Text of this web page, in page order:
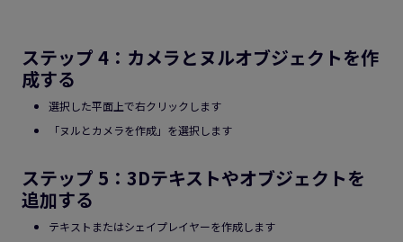
ステップ 4：カメラとヌルオブジェクトを作
成する
選択した平面上で右クリックします
「ヌルとカメラを作成」を選択します
ステップ 5：3Dテキストやオブジェクトを
追加する
テキストまたはシェイプレイヤーを作成します